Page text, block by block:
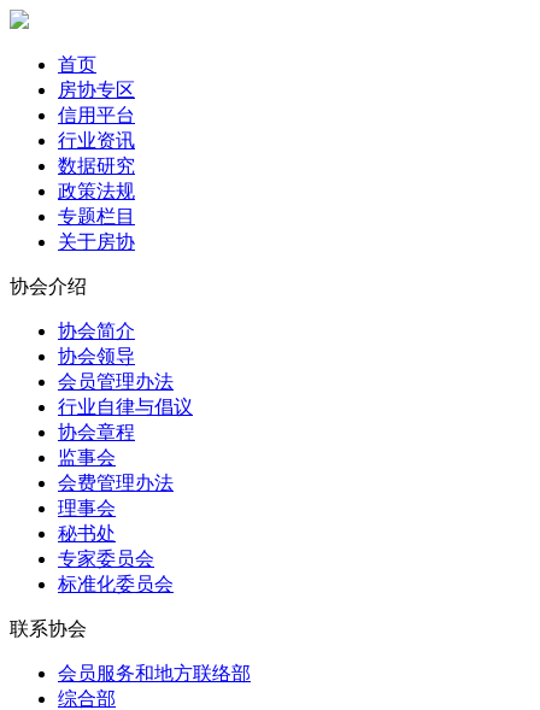
首页
房协专区
信用平台
行业资讯
数据研究
政策法规
专题栏目
关于房协
协会介绍
协会简介
协会领导
会员管理办法
行业自律与倡议
协会章程
监事会
会费管理办法
理事会
秘书处
专家委员会
标准化委员会
联系协会
会员服务和地方联络部
综合部